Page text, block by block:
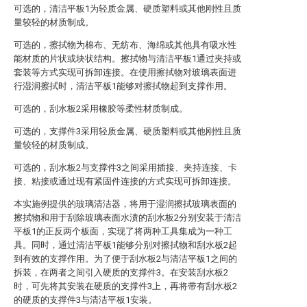
可选的，清洁平板1为轻质金属、硬质塑料或其他刚性且质
量较轻的材质制成。
可选的，擦拭物为棉布、无纺布、海绵或其他具有吸水性
能材质的片状或块状结构。擦拭物与清洁平板1通过夹持或
套装等方式实现可拆卸连接。在使用擦拭物对玻璃表面进
行湿润擦拭时，清洁平板1能够对擦拭物起到支撑作用。
可选的，刮水板2采用橡胶等柔性材质制成。
可选的，支撑件3采用轻质金属、硬质塑料或其他刚性且质
量较轻的材质制成。
可选的，刮水板2与支撑件3之间采用插接、夹持连接、卡
接、粘接或通过现有紧固件连接的方式实现可拆卸连接。
本实施例提供的玻璃清洁器，将用于湿润擦拭玻璃表面的
擦拭物和用于刮除玻璃表面水渍的刮水板2分别安装于清洁
平板1的正反两个板面，实现了将两种工具集成为一种工
具。同时，通过清洁平板1能够分别对擦拭物和刮水板2起
到有效的支撑作用。为了便于刮水板2与清洁平板1之间的
拆装，在两者之间引入硬质的支撑件3。在安装刮水板2
时，可先将其安装在硬质的支撑件3上，再将带有刮水板2
的硬质的支撑件3与清洁平板1安装。